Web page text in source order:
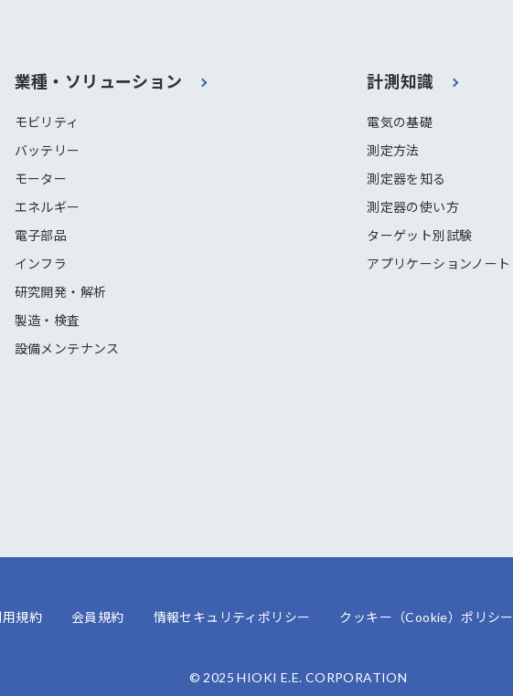
業種・ソリューション
モビリティ
バッテリー
モーター
エネルギー
電子部品
インフラ
研究開発・解析
製造・検査
設備メンテナンス
計測知識
電気の基礎
測定方法
測定器を知る
測定器の使い方
ターゲット別試験
アプリケーションノート
規約 会員規約 情報セキュリティポリシー クッキー（Cookie）ポリシー
© 2025 HIOKI E.E. CORPORATION